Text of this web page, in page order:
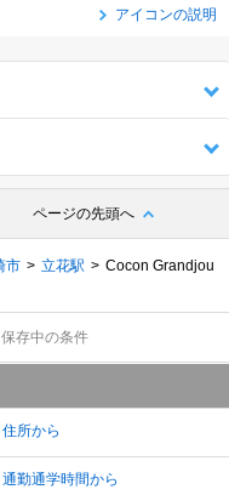
アイコンの説明
ページの先頭へ
市 立花駅
Cocon Grandjou
保存中の条件
住所から
通勤通学時間から